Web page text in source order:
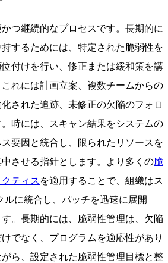
つ継続的なプロセスです。長期的に
するためには、特定された脆弱性を
付けを行い、修正または緩和策を講
れには計画立案、複数チームからの
された追跡、未修正の欠陥のフォロ
時には、スキャン結果をシステムの
要因と統合し、限られたリソースを
させる指針とします。より多くの脆
ティス を適用することで、組織はス
ルに統合し、パッチを迅速に展開
。長期的には、脆弱性管理は、欠陥
でなく、プログラムを適応性があり
ら、設定された脆弱性管理目標と整